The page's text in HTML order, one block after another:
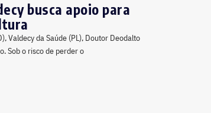
busca apoio para
Valdecy da Saúde (PL), Doutor Deodalto
Sob o risco de perder o